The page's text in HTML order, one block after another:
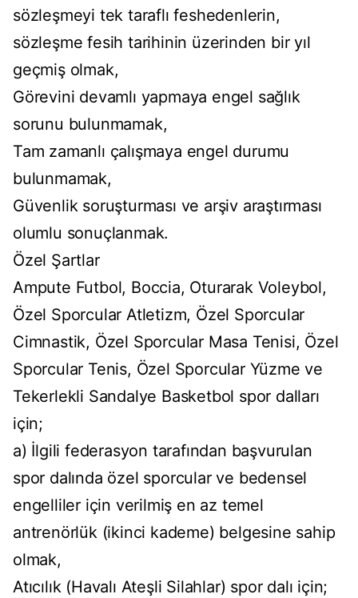
sözleşmeyi tek taraflı feshedenlerin,
sözleşme fesih tarihinin üzerinden bir yıl
geçmiş olmak,
Görevini devamlı yapmaya engel sağlık
sorunu bulunmamak,
Tam zamanlı çalışmaya engel durumu
bulunmamak,
Güvenlik soruşturması ve arşiv araştırması
olumlu sonuçlanmak.
Özel Şartlar
Ampute Futbol, Boccia, Oturarak Voleybol,
Özel Sporcular Atletizm, Özel Sporcular
Cimnastik, Özel Sporcular Masa Tenisi, Özel
Sporcular Tenis, Özel Sporcular Yüzme ve
Tekerlekli Sandalye Basketbol spor dalları
için;
a) İlgili federasyon tarafından başvurulan
spor dalında özel sporcular ve bedensel
engelliler için verilmiş en az temel
antrenörlük (ikinci kademe) belgesine sahip
olmak,
Atıcılık (Havalı Ateşli Silahlar) spor dalı için;